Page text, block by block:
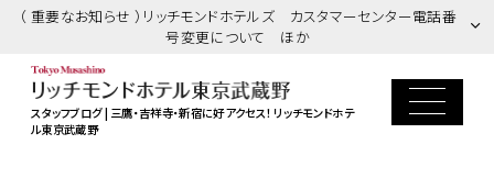
（ 重要なお知らせ ）リッチモンドホテルズ カスタマーセンター電話番
号変更について ほか
スタッフブログ | 三鷹・吉祥寺・新宿に好アクセス！ リッチモンドホテ
ル東京武蔵野